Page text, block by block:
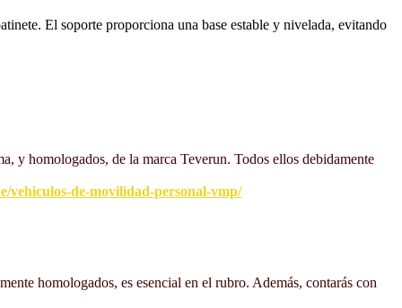
El soporte proporciona una base estable y nivelada, evitando
y homologados, de la marca Teverun. Todos ellos debidamente
vehiculos-de-movilidad-personal-vmp/
homologados, es esencial en el rubro. Además, contarás con